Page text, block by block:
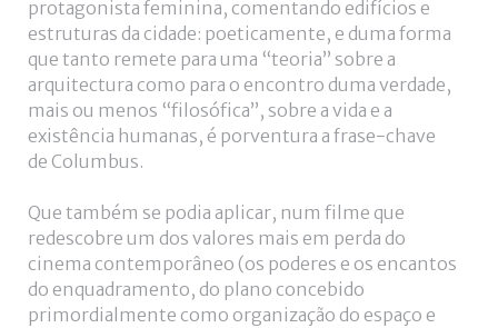
protagonista feminina, comentando edifícios e
estruturas da cidade: poeticamente, e duma forma
que tanto remete para uma “teoria” sobre a
arquitectura como para o encontro duma verdade,
mais ou menos “filosófica”, sobre a vida e a
existência humanas, é porventura a frase-chave
de Columbus.
Que também se podia aplicar, num filme que
redescobre um dos valores mais em perda do
cinema contemporâneo (os poderes e os encantos
do enquadramento, do plano concebido
primordialmente como organização do espaço e